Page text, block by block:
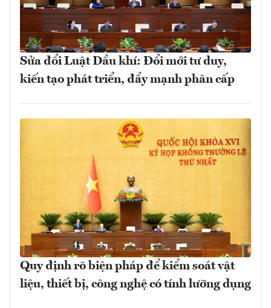
Sửa đổi Luật Dầu khí: Đổi mới tư duy,
kiến tạo phát triển, đẩy mạnh phân cấp
Quy định rõ biện pháp để kiểm soát vật
liệu, thiết bị, công nghệ có tính lưỡng dụng